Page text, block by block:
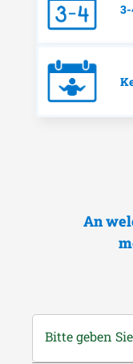
An
Bitte geben